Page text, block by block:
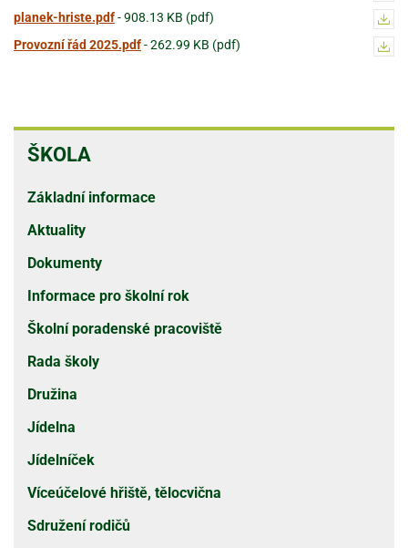
ŠKOLA
ŠKOLA
Základní informace
Aktuality
Dokumenty
Informace pro školní rok
Školní poradenské pracoviště
Rada školy
Družina
Jídelna
Jídelníček
Víceúčelové hřiště, tělocvična
Sdružení rodičů
planek-hriste.pdf-908.13 KB (pdf)
Provozní řád 2025.pdf-262.99 KB (pdf)